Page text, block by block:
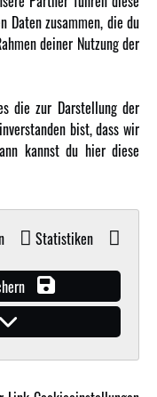
Daten zusammen, die du
deiner Nutzung der
die zur Darstellung der
bist, dass wir
kannst du hier diese
Statistiken